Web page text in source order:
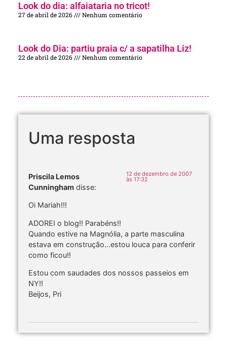
Look do dia: alfaiataria no tricot!
27 de abril de 2026 Nenhum comentário
Look do Dia: partiu praia c/ a sapatilha Liz!
22 de abril de 2026 Nenhum comentário
Uma resposta
Priscila Lemos
Cunningham disse:
12 de dezembro de 2007
às 17:32
Oi Mariah!!!
ADOREI o blog!! Parabéns!!
Quando estive na Magnólia, a parte masculina
estava em construção…estou louca para conferir
como ficou!!
Estou com saudades dos nossos passeios em
NY!!
Beijos, Pri